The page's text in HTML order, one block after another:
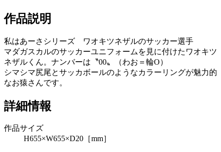
作品説明
私はあーさシリーズ ワオキツネザルのサッカー選手
マダガスカルのサッカーユニフォームを見に付けたワオキツ
ネザルくん。ナンバーは〝00〟（わお＝輪O）
シマシマ尻尾とサッカボールのようなカラーリングが魅力的
なお猿さんです。
詳細情報
作品サイズ
H655×W655×D20［mm］